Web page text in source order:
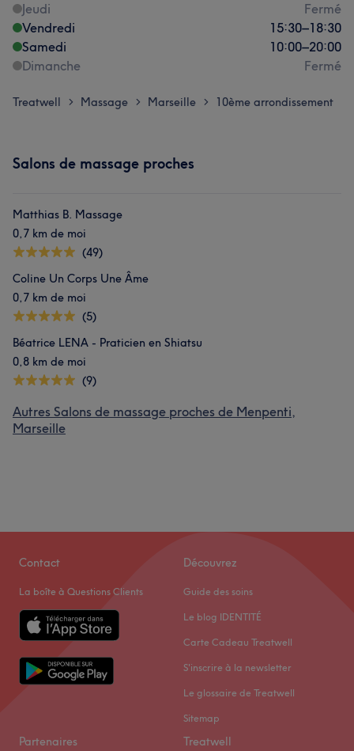
Jeudi
Fermé
Vendredi
15:30–18:30
Samedi
10:00–20:00
Dimanche
Fermé
Treatwell > Massage > Marseille > 10ème arrondissement
Salons de massage proches
Matthias B. Massage
0,7 km de moi
(49)
Coline Un Corps Une Âme
0,7 km de moi
(5)
Béatrice LENA - Praticien en Shiatsu
0,8 km de moi
(9)
Autres Salons de massage proches de Menpenti,
Marseille
Contact
La boîte à Questions Clients
Découvrez
Guide des soins
Le blog IDENTITÉ
Carte Cadeau Treatwell
S'inscrire à la newsletter
Le glossaire de Treatwell
Sitemap
Partenaires Treatwell